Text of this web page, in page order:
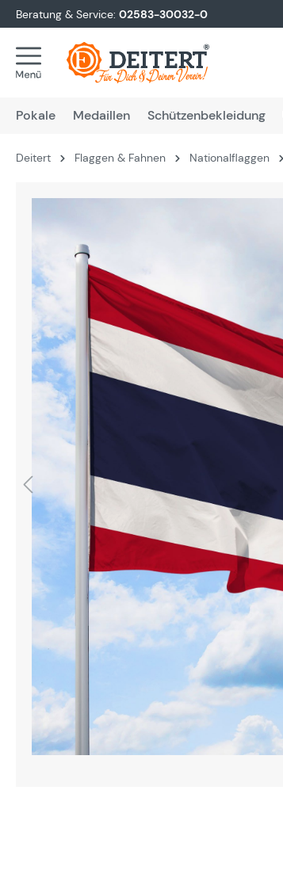
Zur Hauptnavigation springen
Beratung & Service: 02583-30032-0
Pokale Medaillen Schützenbekleidung
Deitert Flaggen & Fahnen Nationalflaggen